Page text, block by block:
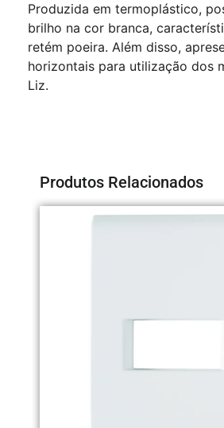
Produzida em termoplástico,
brilho na cor branca,
retém poeira. Além disso,
horizontais para utilização dos
Liz.
Produtos Relacionados